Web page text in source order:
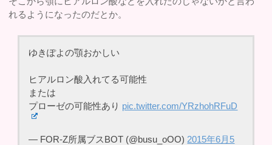
れるようになったのだとか。
ゆきぽよの顎おかしい
ヒアルロン酸入れてる可能性
または
プローゼの可能性あり pic.twitter.com/YRzhohRFuD
— FOR-Z所属ブスBOT (@busu_oOO) 2015年6月5